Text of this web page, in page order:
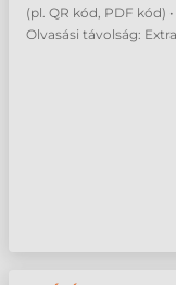
(pl. QR kód, PDF kód)
Olvasási távolság: